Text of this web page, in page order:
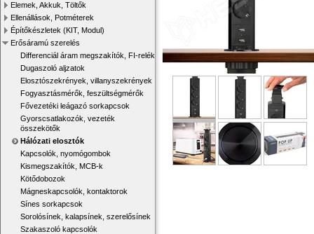
Elemek, Akkuk, Töltők
Ellenállások, Potméterek
Építőkészletek (KIT, Modul)
Erősáramú szerelés
Differenciál áram megszakítók, FI-relék
Dugaszoló aljzatok
Elosztószekrények, villanyszekrények
Fogyasztásmérők, feszültségmérők
Fővezetéki leágazó sorkapcsok
Gyorscsatlakozók, vezeték
összekötők
Hálózati elosztók
Kapcsolók, nyomógombok
Kismegszakítók, MCB-k
Kötődobozok
Mágneskapcsolók, kontaktorok
Sínes sorkapcsok
Sorolósínek, kalapsínek, szerelősínek
Szakaszoló kapcsolók